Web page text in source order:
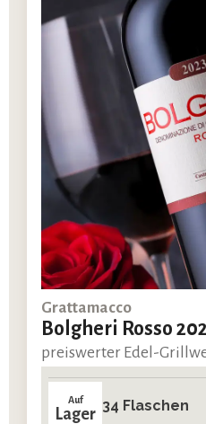
Grattamacco
Bolgheri Rosso
preiswerter Edel-
Auf
Lager 34 Flaschen